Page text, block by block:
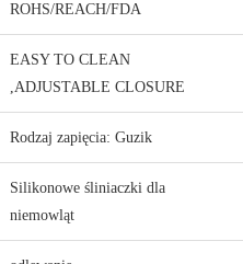
ROHS/REACH/FDA
EASY TO CLEAN
,ADJUSTABLE CLOSURE
Rodzaj zapięcia: Guzik
Silikonowe śliniaczki dla
niemowląt